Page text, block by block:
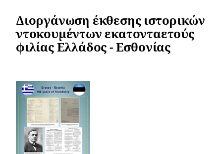
Διοργάνωση έκθεσης ιστορικών
ντοκουμέντων εκατονταετούς
φιλίας Ελλάδος - Εσθονίας